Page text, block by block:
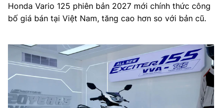
Honda Vario 125 phiên bản 2027 mới chính thức công
bố giá bán tại Việt Nam, tăng cao hơn so với bản cũ.